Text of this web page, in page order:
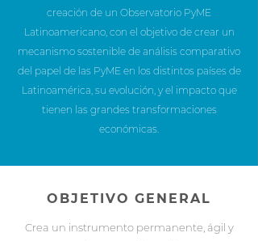
creación de un Observatorio PyME
Latinoamericano, con el objetivo de crear un
mecanismo sostenible de análisis comparativo
del papel de las PyME en los distintos países de
Latinoamérica, su evolución, y el impacto que
tienen las grandes transformaciones
económicas.
OBJETIVO GENERAL
Crea un instrumento permanente, ágil y